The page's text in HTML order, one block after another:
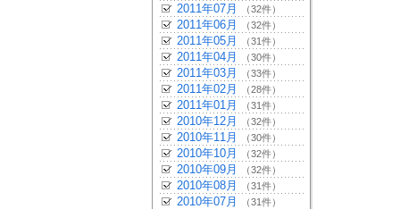
2011年07月 （32件）
2011年06月 （32件）
2011年05月 （31件）
2011年04月 （30件）
2011年03月 （33件）
2011年02月 （28件）
2011年01月 （31件）
2010年12月 （32件）
2010年11月 （30件）
2010年10月 （32件）
2010年09月 （32件）
2010年08月 （31件）
2010年07月 （31件）